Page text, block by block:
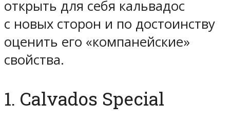
открыть для себя кальвадос
с новых сторон и по достоинству
оценить его «компанейские»
свойства.
1. Calvados Special